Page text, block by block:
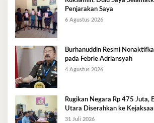
Penjarakan Saya
6 Agustus 2026
Burhanuddin Resmi
pada Febrie Adriansyah
4 Agustus 2026
Rugikan Negara Rp 475 Juta,
Utara Diserahkan ke
31 Juli 2026